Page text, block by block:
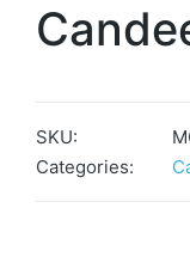
SKU:
Categories: